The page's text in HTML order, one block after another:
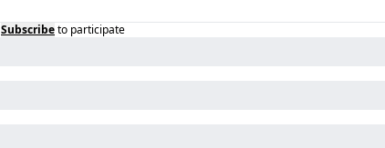
Subscribeto participate